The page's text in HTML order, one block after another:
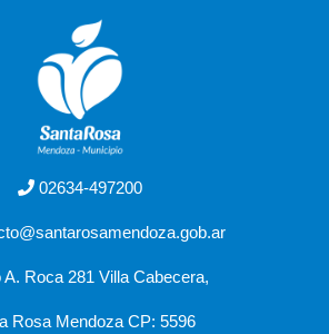
02634-497200
Roca 281 Villa Cabecera,
Rosa Mendoza CP: 5596